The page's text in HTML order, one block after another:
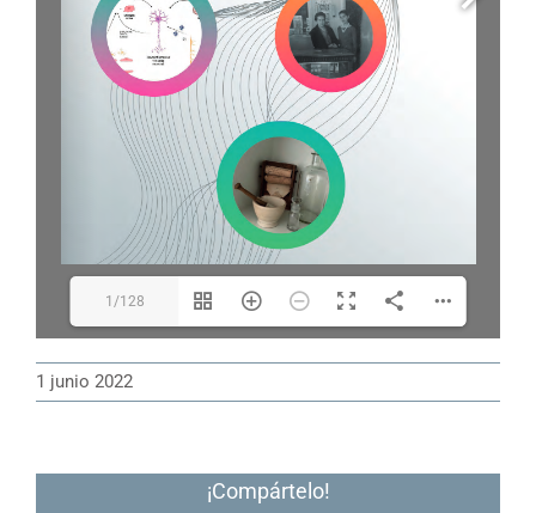
1/128
1 junio 2022
¡Compártelo!